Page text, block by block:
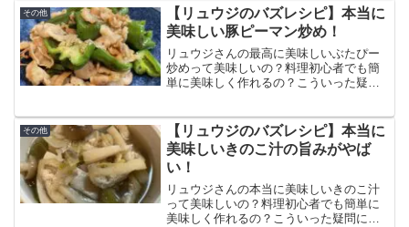
す。本当に美味しい悪魔のトンテキとい
うなにふさわしい美味しさ！
その他
【リュウジのバズレシピ】本当に
美味しい豚ピーマン炒め！
リュウジさんの最高に美味しいぶたぴー
炒めって美味しいの？料理初心者でも簡
単に美味しく作れるの？こういった疑問
とめています。ピーマンと豚バラ肉の相
性が抜群でご飯も酒もどんどんいける！
その他
【リュウジのバズレシピ】本当に
美味しいきのこ汁の旨みがやば
い！
リュウジさんの本当に美味しいきのこ汁
って美味しいの？料理初心者でも簡単に
美味しく作れるの？こういった疑問にこ